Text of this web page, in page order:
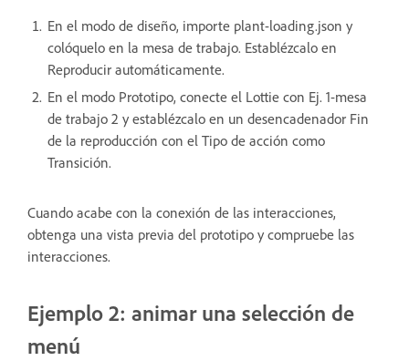
En el modo de diseño, importe plant-loading.json y
colóquelo en la mesa de trabajo. Establézcalo en
Reproducir automáticamente.
En el modo Prototipo, conecte el Lottie con Ej. 1-mesa
de trabajo 2 y establézcalo en un desencadenador Fin
de la reproducción con el Tipo de acción como
Transición.
Cuando acabe con la conexión de las interacciones,
obtenga una vista previa del prototipo y compruebe las
interacciones.
Ejemplo 2: animar una selección de
menú